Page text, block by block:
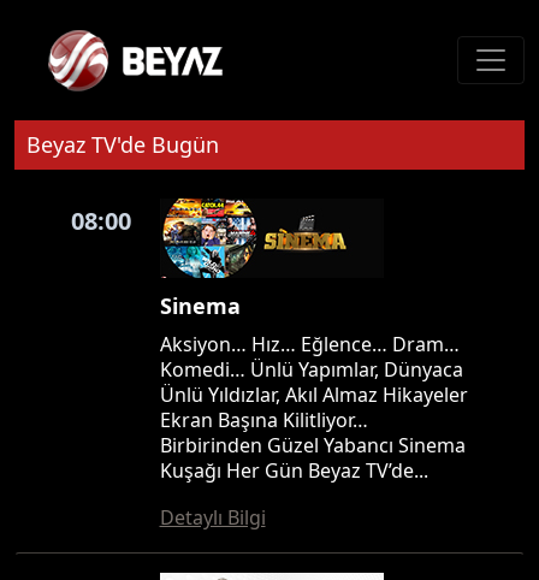
Beyaz TV'de Bugün
08:00
Sinema
Aksiyon… Hız… Eğlence… Dram…
Komedi… Ünlü Yapımlar, Dünyaca
Ünlü Yıldızlar, Akıl Almaz Hikayeler
Ekran Başına Kilitliyor…
Birbirinden Güzel Yabancı Sinema
Kuşağı Her Gün Beyaz TV’de...
Detaylı Bilgi